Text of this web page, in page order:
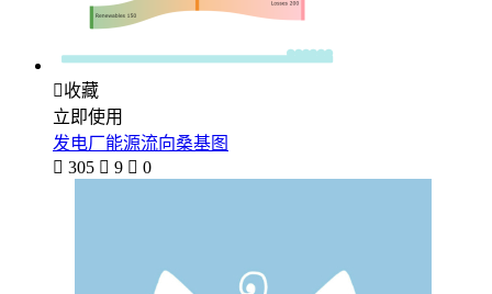
收藏
立即使用
发电厂能源流向桑基图
 305  9  0